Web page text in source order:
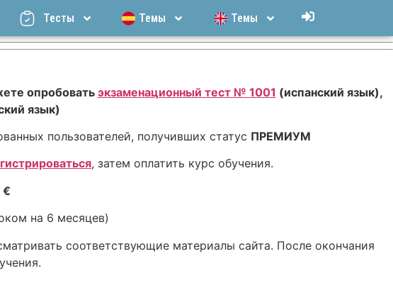
Тесты Темы Темы
опробоватьэкзаменационный тест № 1001 (испанский язык),
язык)
пользователей, получивших статус ПРЕМИУМ
, затем оплатить курс обучения.
€
на 6 месяцев)
соответствующие материалы сайта. После окончания